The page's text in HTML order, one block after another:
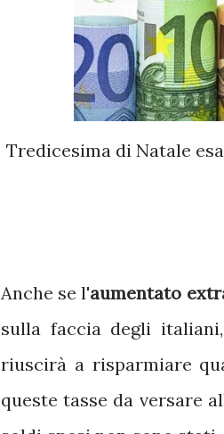
Tredicesima di Natale
Anche se l'aumentato
sulla faccia degli
riuscirà a risparmiare
queste tasse da versare